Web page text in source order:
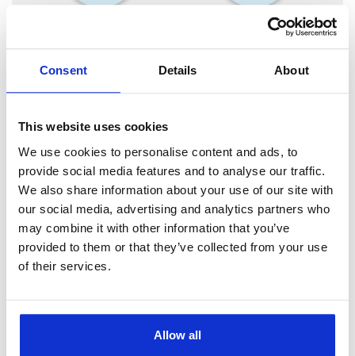
Consent Details About
This website uses cookies
We use cookies to personalise content and ads, to
provide social media features and to analyse our traffic.
We also share information about your use of our site with
our social media, advertising and analytics partners who
may combine it with other information that you’ve
provided to them or that they’ve collected from your use
of their services.
Allow all
Vagthund
Køb denne race
Sæt denne race til salg
Danmarks største